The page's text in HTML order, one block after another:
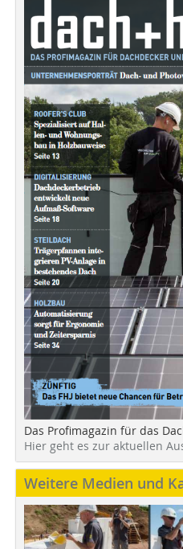
Das Profimagazin für das
Hier geht es zur aktuellen
Weitere Medien und